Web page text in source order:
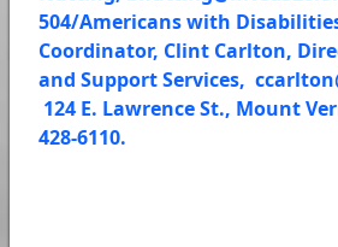
504/Americans with
Coordinator, Clint Carlton,
and Support Services,
124 E. Lawrence St., Mount
428-6110.